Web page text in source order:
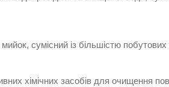
сумісний із більшістю побутових
хімічних засобів для очищення